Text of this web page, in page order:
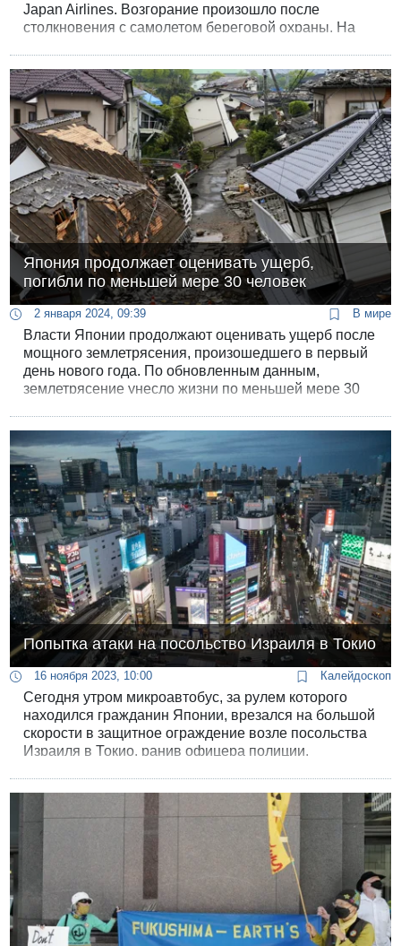
Japan Airlines. Возгорание произошло после
столкновения с самолетом береговой охраны. На
Япония продолжает оценивать ущерб,
погибли по меньшей мере 30 человек
2 января 2024, 09:39 В мире
Власти Японии продолжают оценивать ущерб после
мощного землетрясения, произошедшего в первый
день нового года. По обновленным данным,
землетрясение унесло жизни по меньшей мере 30
Попытка атаки на посольство Израиля в Токио
16 ноября 2023, 10:00 Калейдоскоп
Сегодня утром микроавтобус, за рулем которого
находился гражданин Японии, врезался на большой
скорости в защитное ограждение возле посольства
Израиля в Токио, ранив офицера полиции,